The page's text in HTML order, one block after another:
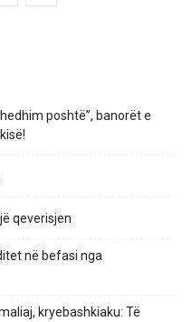
poshtë”, banorët e
qeverisjen
në befasi nga
kryebashkiaku: Të